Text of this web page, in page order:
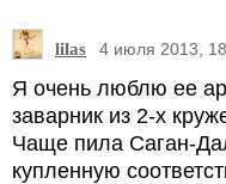
lilas 4 июля 2013,
Я очень люблю ее
заварник из 2-х
Чаще пила Саган-
купленную